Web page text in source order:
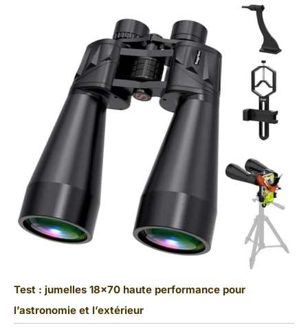
Test : jumelles 18×70 haute performance pour
l’astronomie et l’extérieur